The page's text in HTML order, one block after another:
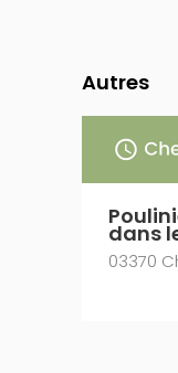
Autres
dans
03370
dans
22600